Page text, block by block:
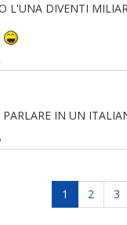
L'UNA DIVENTI
IN UN
1 2 3